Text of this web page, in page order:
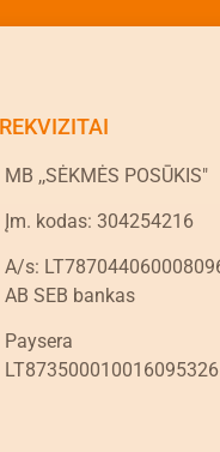
REKVIZITAI
MB ,,SĖKMĖS POSŪKIS"
Įm. kodas: 304254216
A/s:
AB SEB bankas
Paysera
LT873500010016095326